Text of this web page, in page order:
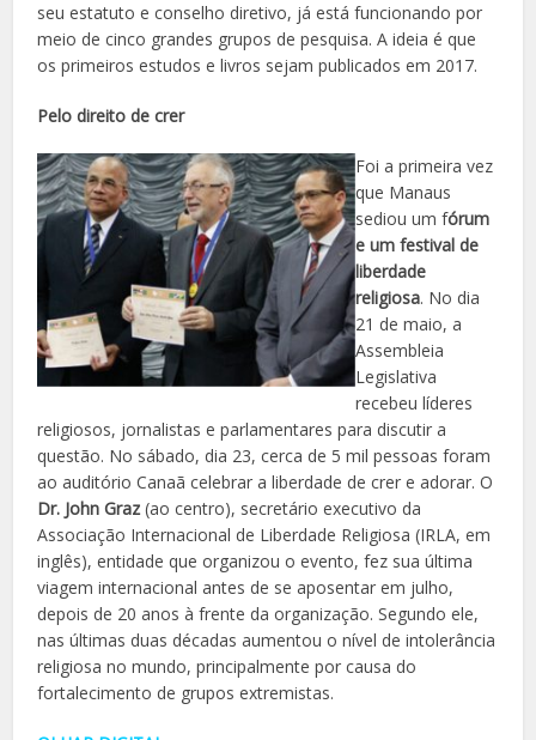
seu estatuto e conselho diretivo, já está funcionando por
meio de cinco grandes grupos de pesquisa. A ideia é que
os primeiros estudos e livros sejam publicados em 2017.
Pelo direito de crer
Foi a primeira vez
que Manaus
sediou um fórum
e um festival de
liberdade
religiosa. No dia
21 de maio, a
Assembleia
Legislativa
recebeu líderes
religiosos, jornalistas e parlamentares para discutir a
questão. No sábado, dia 23, cerca de 5 mil pessoas foram
ao auditório Canaã celebrar a liberdade de crer e adorar. O
Dr. John Graz(ao centro), secretário executivo da
Associação Internacional de Liberdade Religiosa (IRLA, em
inglês), entidade que organizou o evento, fez sua última
viagem internacional antes de se aposentar em julho,
depois de 20 anos à frente da organização. Segundo ele,
nas últimas duas décadas aumentou o nível de intolerância
religiosa no mundo, principalmente por causa do
fortalecimento de grupos extremistas.